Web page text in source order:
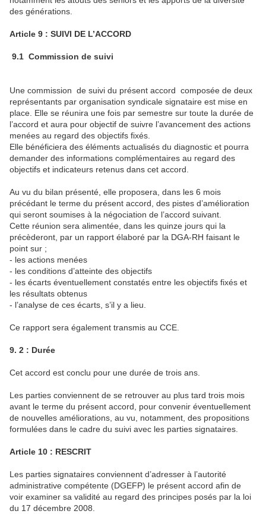
des générations.
Article 9 : SUIVI DE L’ACCORD
9.1 Commission de suivi
Une commission de suivi du présent accord composée de deux
représentants par organisation syndicale signataire est mise en
place. Elle se réunira une fois par semestre sur toute la durée de
l’accord et aura pour objectif de suivre l’avancement des actions
menées au regard des objectifs fixés.
Elle bénéficiera des éléments actualisés du diagnostic et pourra
demander des informations complémentaires au regard des
objectifs et indicateurs retenus dans cet accord.
Au vu du bilan présenté, elle proposera, dans les 6 mois
précédant le terme du présent accord, des pistes d’amélioration
qui seront soumises à la négociation de l’accord suivant.
Cette réunion sera alimentée, dans les quinze jours qui la
précèderont, par un rapport élaboré par la DGA-RH faisant le
point sur ;
- les actions menées
- les conditions d’atteinte des objectifs
- les écarts éventuellement constatés entre les objectifs fixés et
les résultats obtenus
- l’analyse de ces écarts, s’il y a lieu.
Ce rapport sera également transmis au CCE.
9. 2 : Durée
Cet accord est conclu pour une durée de trois ans.
Les parties conviennent de se retrouver au plus tard trois mois
avant le terme du présent accord, pour convenir éventuellement
de nouvelles améliorations, au vu, notamment, des propositions
formulées dans le cadre du suivi avec les parties signataires.
Article 10 : RESCRIT
Les parties signataires conviennent d’adresser à l’autorité
administrative compétente (DGEFP) le présent accord afin de
voir examiner sa validité au regard des principes posés par la loi
du 17 décembre 2008.